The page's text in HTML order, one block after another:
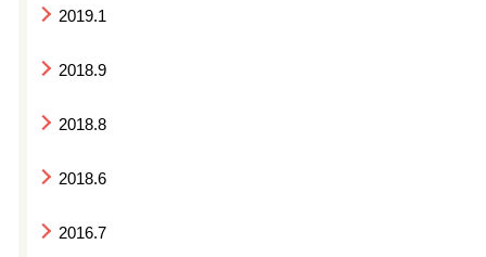
2019.1
2018.9
2018.8
2018.6
2016.7